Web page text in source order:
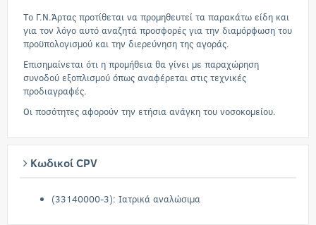
Το Γ.Ν.Άρτας προτίθεται να προμηθευτεί τα παρακάτω είδη και
για τον λόγο αυτό αναζητά προσφορές για την διαμόρφωση του
προϋπολογισμού και την διερεύνηση της αγοράς.
Επισημαίνεται ότι η προμήθεια θα γίνει με παραχώρηση
συνοδού εξοπλισμού όπως αναφέρεται στις τεχνικές
προδιαγραφές.
Οι ποσότητες αφορούν την ετήσια ανάγκη του νοσοκομείου.
Κωδικοί CPV
(33140000-3): Ιατρικά αναλώσιμα